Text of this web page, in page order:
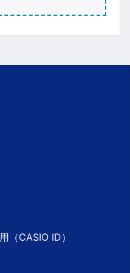
（CASIO ID）